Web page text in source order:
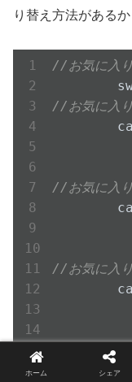
り替え方法があるか
//お気に入り
//お気に入
//お気に入
//お気に入
//絞込み条件
ホーム シェア